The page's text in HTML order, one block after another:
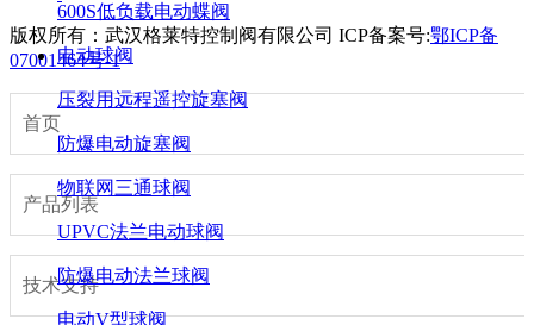
600S低负载电动蝶阀
电动球阀
压裂用远程遥控旋塞阀
防爆电动旋塞阀
物联网三通球阀
UPVC法兰电动球阀
防爆电动法兰球阀
电动V型球阀
版权所有：武汉格莱特控制阀有限公司 ICP备案号:鄂ICP备
07001464号-1
首页
产品列表
技术支持